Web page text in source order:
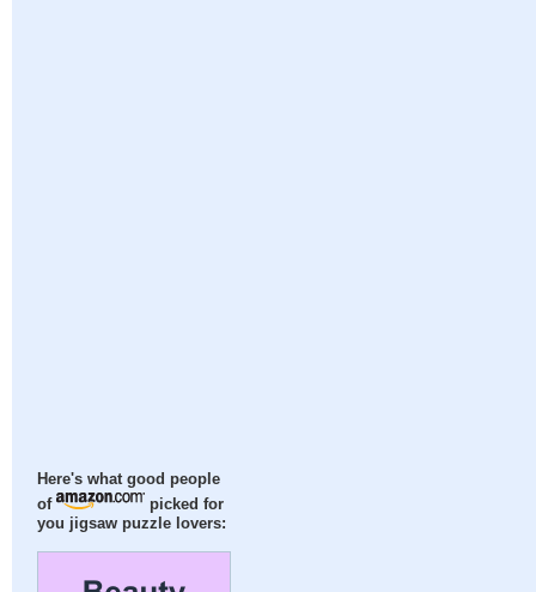
Here's what good people
of
picked for
you jigsaw puzzle lovers: